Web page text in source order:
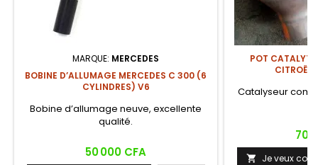
MARQUE: MERCEDES
BOBINE D’ALLUMAGE MERCEDES C 300 (6
CYLINDRES) V6
Bobine d’allumage neuve, excellente
qualité.
Prix
50 000 CFA
POT
CITROËN
Catalyseur
Prix
70
 Je veux